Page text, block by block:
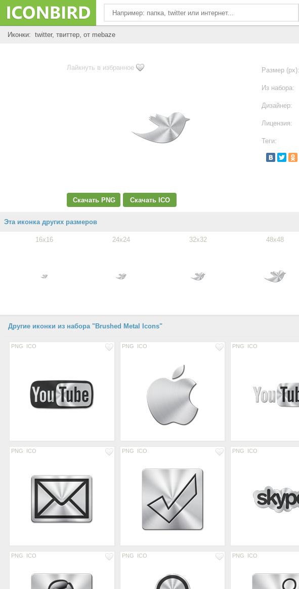
Иконки: twitter, твиттер, от mebaze
Лайкнуть в избранное
Скачать PNG Скачать ICO
Размер (px):
Из набора:
Дизайнер:
Лицензия:
Теги:
Эта иконка других размеров
16x16 24x24 32x32 48x48
Другие иконки из набора "Brushed Metal Icons"
PNG ICO PNG ICO PNG ICO
PNG ICO PNG ICO PNG ICO
PNG ICO PNG ICO PNG ICO